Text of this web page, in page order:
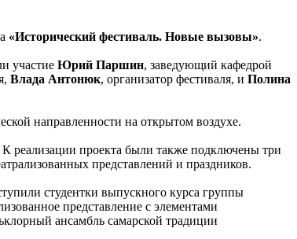
«Исторический фестиваль. Новые вызовы».
участие Юрий Паршин, заведующий кафедрой
Влада Антонюк, организатор фестиваля, и Полина
направленности на открытом воздухе.
К реализации проекта были также подключены три
представлений и праздников.
студентки выпускного курса группы
представление с элементами
ансамбль самарской традиции